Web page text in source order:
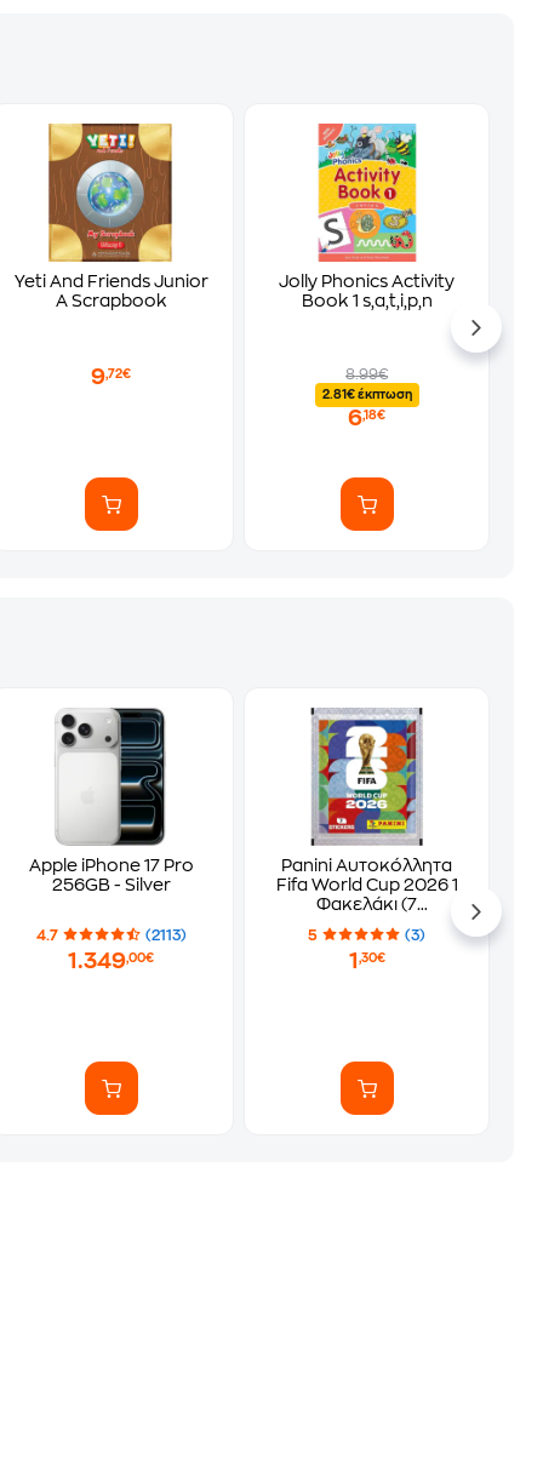
Yeti And Friends Junior
A Scrapbook
9,72€
Jolly Phonics Activity
Book 1 s,a,t,i,p,n
8.99€
2.81€ έκπτωση
6,18€
Apple iPhone 17 Pro
256GB - Silver
4.7 (2113)
1.349,00€
Panini Αυτοκόλλητα
Fifa World Cup 2026 1
Φακελάκι (7
Αυτοκόλλητα)
5 (3)
1 ,30€